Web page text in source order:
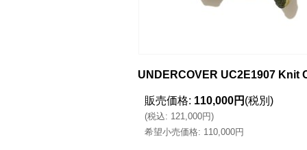
UNDERCOVER UC2E1907 Knit
販売価格: 110,000円 (税別)
(税込: 121,000円)
希望小売価格: 110,000円